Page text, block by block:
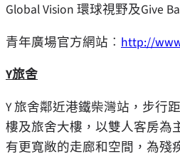
Global Vision 環球視野及Give
青年廣場官方網站︰ http://
Y旅舍
Y 旅舍鄰近港鐵柴灣站，步行
樓及旅舍大樓，以雙人客房為
有更寬敞的走廊和空間，為殘